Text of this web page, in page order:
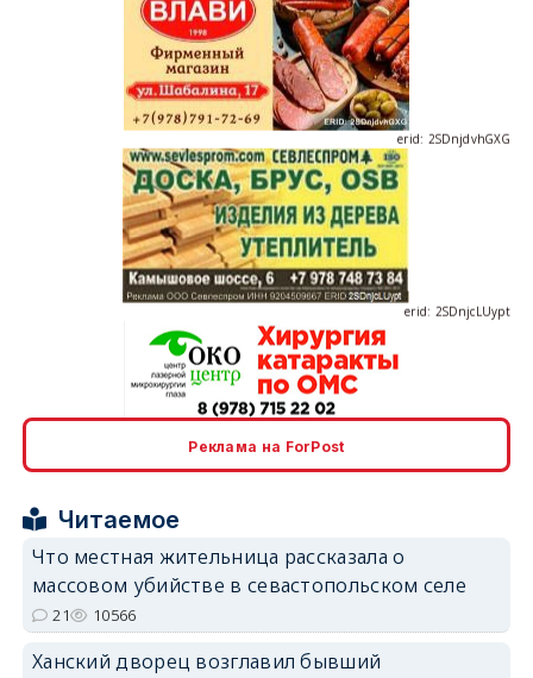
erid: 2SDnjdvhGXG
Реклама на ForPost
Читаемое
Что местная жительница рассказала о
массовом убийстве в севастопольском селе
21 10566
Ханский дворец возглавил бывший